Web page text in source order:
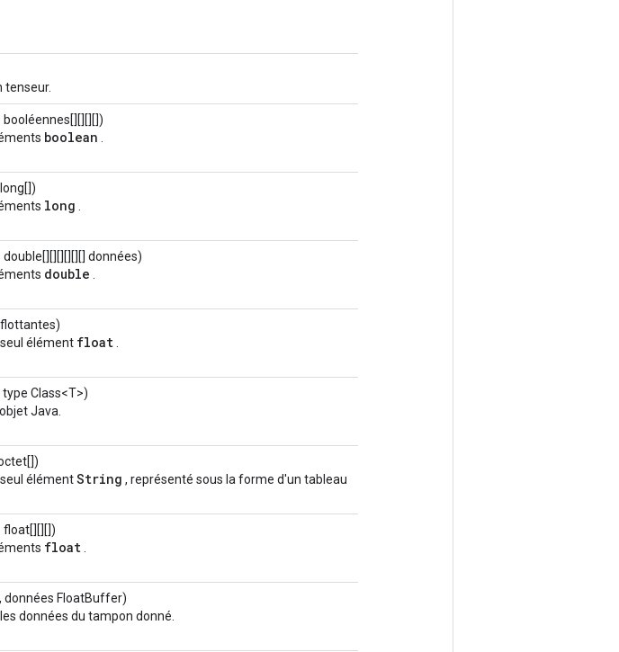
tenseur.
booléennes[][][][])
boolean
long
double[][][][][][] données)
double
élément float
Class<T>)
Java.
élémentString , représenté sous la forme d'un tableau
float[][][])
float
données FloatBuffer)
données du tampon donné.